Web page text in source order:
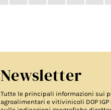
Newsletter
Tutte le principali informazioni sui
agroalimentari e vitivinicoli DOP IGP